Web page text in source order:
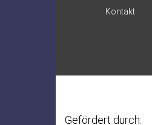
Kontakt
Gefördert durch: